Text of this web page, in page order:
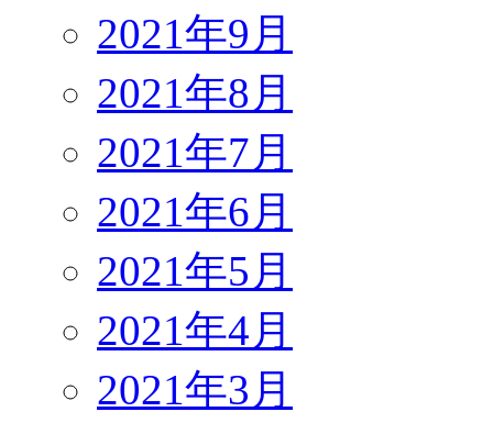
2021年9月
2021年8月
2021年7月
2021年6月
2021年5月
2021年4月
2021年3月